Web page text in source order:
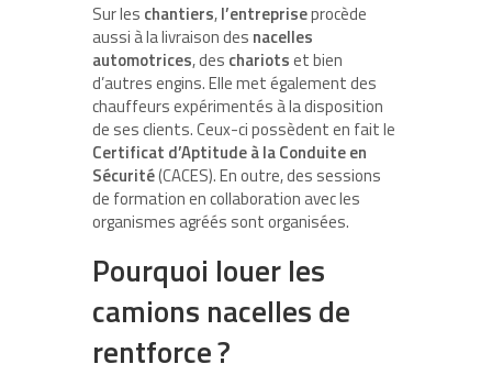
Sur les chantiers,l’entrepriseprocède
aussi à la livraison des nacelles
automotrices, des chariotset bien
d’autres engins. Elle met également des
chauffeurs expérimentés à la disposition
de ses clients. Ceux-ci possèdent en fait le
Certificat d’Aptitude à la Conduite en
Sécurité(CACES). En outre, des sessions
de formation en collaboration avec les
organismes agréés sont organisées.
Pourquoi louer les
camions nacelles de
rentforce ?